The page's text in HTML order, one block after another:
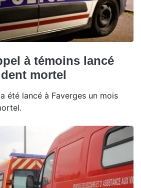
à témoins lancé
mortel
été lancé à Faverges un mois